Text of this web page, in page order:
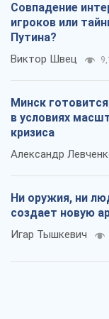
Совпадение
игроков или
Путина?
Виктор Швец
Минск
в условиях
кризиса
Александр
Ни оружия, ни
создает новую
Игар Тышкевич